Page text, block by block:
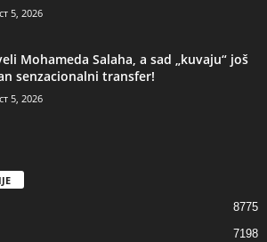
5, 2026
Mohameda Salaha, a sad „kuvaju“ još
senzacionalni transfer!
5, 2026
8775
7198